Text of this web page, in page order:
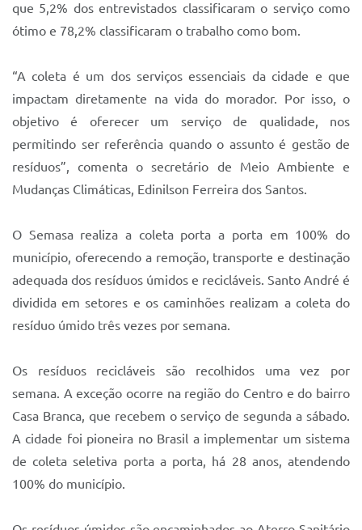
que 5,2% dos entrevistados classificaram o serviço como
ótimo e 78,2% classificaram o trabalho como bom.
“A coleta é um dos serviços essenciais da cidade e que
impactam diretamente na vida do morador. Por isso, o
objetivo é oferecer um serviço de qualidade, nos
permitindo ser referência quando o assunto é gestão de
resíduos”, comenta o secretário de Meio Ambiente e
Mudanças Climáticas, Edinilson Ferreira dos Santos.
O Semasa realiza a coleta porta a porta em 100% do
município, oferecendo a remoção, transporte e destinação
adequada dos resíduos úmidos e recicláveis. Santo André é
dividida em setores e os caminhões realizam a coleta do
resíduo úmido três vezes por semana.
Os resíduos recicláveis são recolhidos uma vez por
semana. A exceção ocorre na região do Centro e do bairro
Casa Branca, que recebem o serviço de segunda a sábado.
A cidade foi pioneira no Brasil a implementar um sistema
de coleta seletiva porta a porta, há 28 anos, atendendo
100% do município.